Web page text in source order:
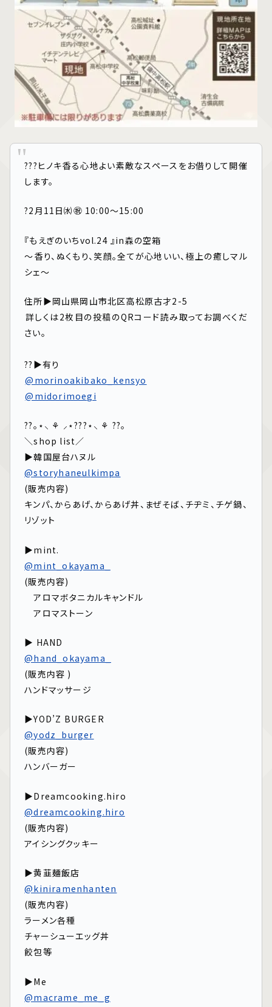
???ヒノキ香る心地よい素敵なスペースをお借りして開催
します。
?2月11日㈬㊗️ 10:00～15:00
『もえぎのいちvol.24 』in森の空箱⁡⁡
～⁡香り、ぬくもり、笑顔。全てが心地いい、極上の癒しマル
シェ～⁡⁡
住所▶岡山県岡山市北区高松原古才2-5⁡
⁡詳しくは2枚目の投稿のQRコード読み取ってお調べくだ
さい。⁡
??️▶有り
⁡@morinoakibako_kensyo
⁡@midorimoegi
??｡⋆⸜ ⚘ ⸝⋆‪‪???⋆‪⸜ ⚘ ??｡
＼shop list／
▶韓国屋台ハヌル
@storyhaneulkimpa
(販売内容)
キンパ、からあげ、からあげ丼、まぜそば、チヂミ、チゲ鍋、
リゾット
▶mint.
@mint_okayama_
(販売内容)
アロマボタニカルキャンドル
アロマストーン
▶ HAND
@hand_okayama_
(販売内容 )
ハンドマッサージ
▶YOD’Z BURGER
@yodz_burger
(販売内容)
ハンバーガー
▶Dreamcooking.hiro
@dreamcooking.hiro
(販売内容)
アイシングクッキー
▶黄韮麺飯店
@kiniramenhanten
(販売内容)
ラーメン各種
チャーシューエッグ丼
餃包等
▶Me
@macrame_me_g